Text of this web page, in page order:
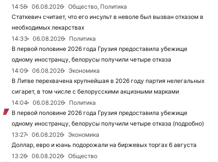
14:56
06.08.2026
Общество, Политика
Статкевич считает, что его инсульт в неволе был вызван отказом в
необходимых лекарствах
14:33
06.08.2026
Политика
В первой половине 2026 года Грузия предоставила убежище
одному иностранцу, белорусы получили четыре отказа
14:09
06.08.2026
Экономика
В Литве перехвачена крупнейшая в 2026 году партия нелегальных
сигарет, в том числе с белорусскими акцизными марками
14:04
06.08.2026
Политика
В первой половине 2026 года Грузия предоставила убежище
одному иностранцу, белорусы получили четыре отказа (подробно)
13:27
06.08.2026
Экономика
Доллар, евро и юань подорожали на биржевых торгах 6 августа
13:26
06.08.2026
Общество